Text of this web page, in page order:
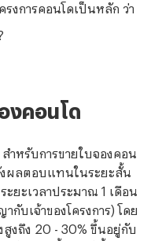
งการคอนโดเป็นหลัก ว่า
งคอนโด
สำหรับการขายใบจองคอน
ผลตอบแทนในระยะสั้น
ะยะเวลาประมาณ 1 เดือน
บเจ้าของโครงการ) โดย
สูงถึง 20 - 30% ขึ้นอยู่กับ